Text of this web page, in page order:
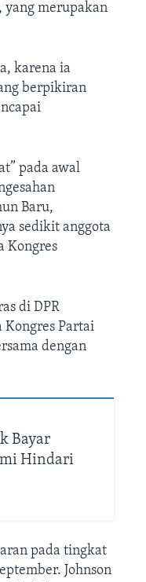
yang merupakan
karena ia
berpikiran
pada awal
Baru,
sedikit anggota
Kongres
di DPR
Kongres Partai
dengan
Bayar
Hindari
pada tingkat
Johnson